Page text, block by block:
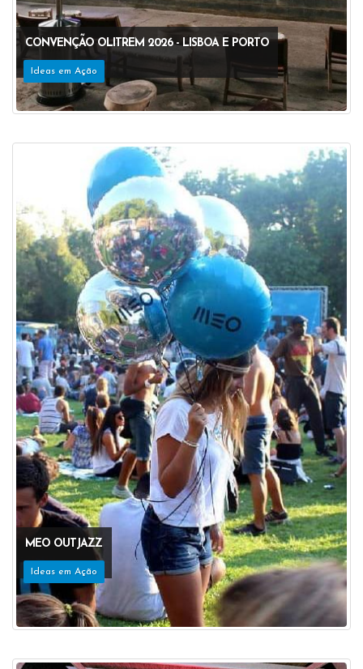
CONVENÇÃO OLITREM 2026 - LISBOA E PORTO
Ideas em Ação
MEO OUTJAZZ
Ideas em Ação